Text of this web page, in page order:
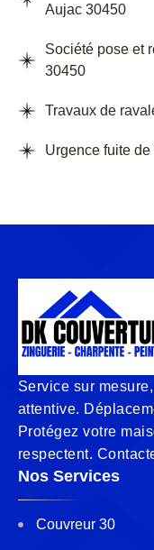
Aujac 30450
Société pose et
30450
Travaux de
Urgence fuite
Service sur
attentive.
Protégez votre
respectent.
Nos Services
Couvreur 30